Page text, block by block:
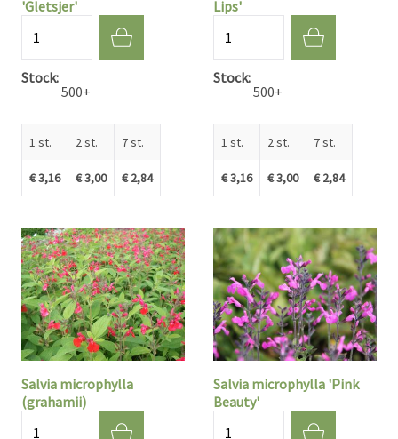
'Gletsjer'
Stock
500+
1 st.
€ 3,16
2 st.
€ 3,00
7 st.
€ 2,84
Lips'
Stock
500+
1 st.
€ 3,16
2 st.
€ 3,00
7 st.
€ 2,84
Salvia microphylla
(grahamii)
Salvia microphylla 'Pink
Beauty'